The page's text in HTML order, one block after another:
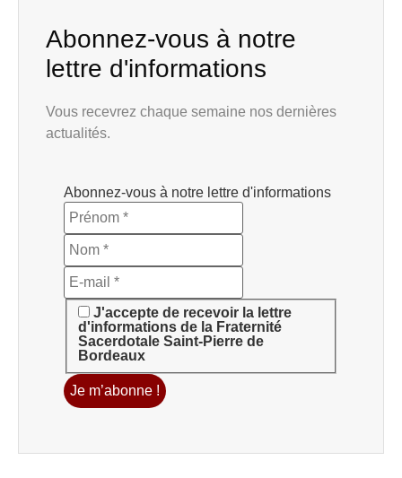
Abonnez-vous à notre
lettre d'informations
Vous recevrez chaque semaine nos dernières
actualités.
Abonnez-vous à notre lettre d'informations
J'accepte de recevoir la lettre
d'informations de la Fraternité
Sacerdotale Saint-Pierre de
Bordeaux